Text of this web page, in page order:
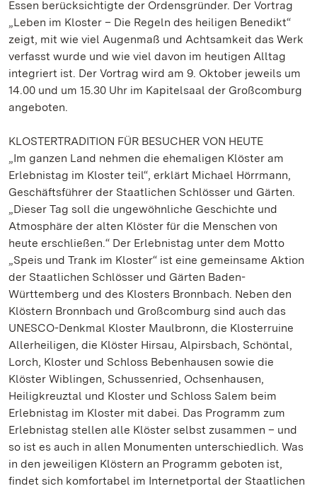
Essen berücksichtigte der Ordensgründer. Der Vortrag
„Leben im Kloster – Die Regeln des heiligen Benedikt“
zeigt, mit wie viel Augenmaß und Achtsamkeit das Werk
verfasst wurde und wie viel davon im heutigen Alltag
integriert ist. Der Vortrag wird am 9. Oktober jeweils um
14.00 und um 15.30 Uhr im Kapitelsaal der Großcomburg
angeboten.
KLOSTERTRADITION FÜR BESUCHER VON HEUTE
„Im ganzen Land nehmen die ehemaligen Klöster am
Erlebnistag im Kloster teil“, erklärt Michael Hörrmann,
Geschäftsführer der Staatlichen Schlösser und Gärten.
„Dieser Tag soll die ungewöhnliche Geschichte und
Atmosphäre der alten Klöster für die Menschen von
heute erschließen.“ Der Erlebnistag unter dem Motto
„Speis und Trank im Kloster“ ist eine gemeinsame Aktion
der Staatlichen Schlösser und Gärten Baden-
Württemberg und des Klosters Bronnbach. Neben den
Klöstern Bronnbach und Großcomburg sind auch das
UNESCO-Denkmal Kloster Maulbronn, die Klosterruine
Allerheiligen, die Klöster Hirsau, Alpirsbach, Schöntal,
Lorch, Kloster und Schloss Bebenhausen sowie die
Klöster Wiblingen, Schussenried, Ochsenhausen,
Heiligkreuztal und Kloster und Schloss Salem beim
Erlebnistag im Kloster mit dabei. Das Programm zum
Erlebnistag stellen alle Klöster selbst zusammen – und
so ist es auch in allen Monumenten unterschiedlich. Was
in den jeweiligen Klöstern an Programm geboten ist,
findet sich komfortabel im Internetportal der Staatlichen